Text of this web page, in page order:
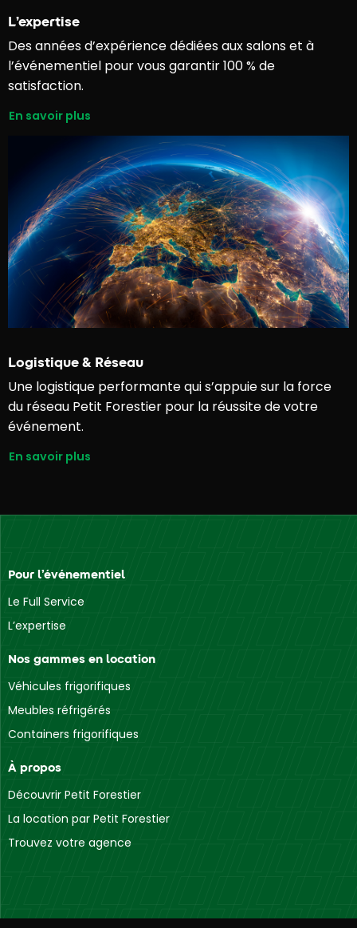
L’expertise
Des années d’expérience dédiées aux salons et à
l’événementiel pour vous garantir 100 % de
satisfaction.
En savoir plus
Logistique & Réseau
Une logistique performante qui s’appuie sur la force
du réseau Petit Forestier pour la réussite de votre
événement.
En savoir plus
Pour l’événementiel
Le Full Service
L’expertise
Nos gammes en location
Véhicules frigorifiques
Meubles réfrigérés
Containers frigorifiques
À propos
Découvrir Petit Forestier
La location par Petit Forestier
Trouvez votre agence